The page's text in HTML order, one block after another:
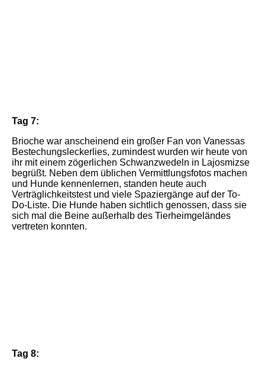
Tag 7:
Brioche war anscheinend ein großer Fan von Vanessas
Bestechungsleckerlies, zumindest wurden wir heute von
ihr mit einem zögerlichen Schwanzwedeln in Lajosmizse
begrüßt. Neben dem üblichen Vermittlungsfotos machen
und Hunde kennenlernen, standen heute auch
Verträglichkeitstest und viele Spaziergänge auf der To-
Do-Liste. Die Hunde haben sichtlich genossen, dass sie
sich mal die Beine außerhalb des Tierheimgeländes
vertreten konnten.
Tag 8: